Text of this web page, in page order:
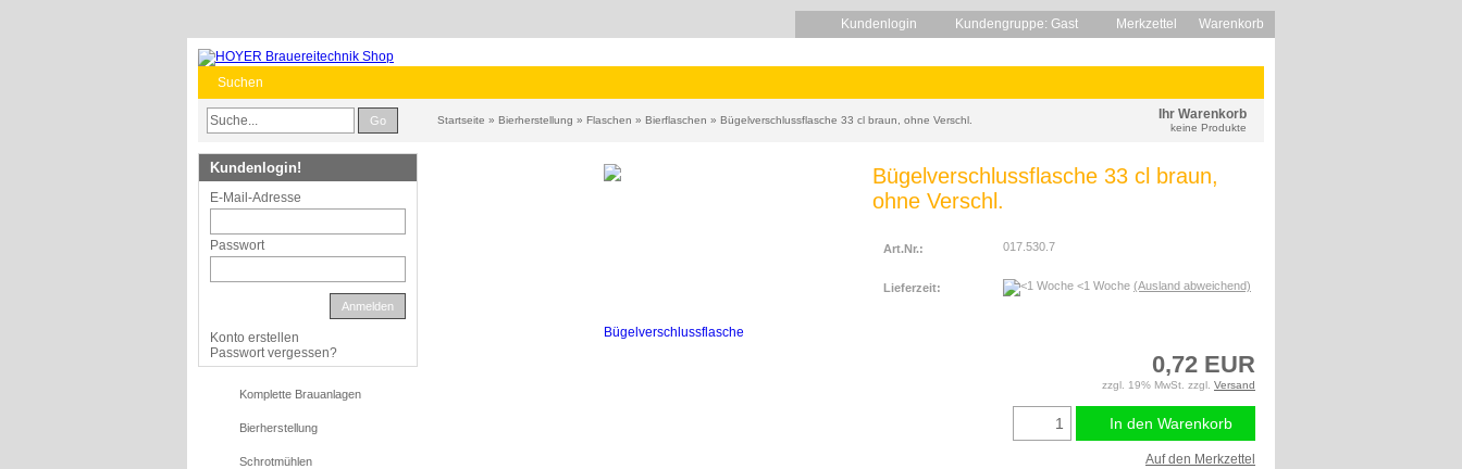
Kundenlogin Kundengruppe: Gast Merkzettel Warenkorb
Suchen
Go Startseite » Bierherstellung » Flaschen » Bierflaschen » Bügelverschlussflasche 33 cl braun, ohne Verschl. Ihr Warenkorb
keine Produkte
Bügelverschlussflasche 33 cl braun,
ohne Verschl.
Art.Nr.: 017.530.7
Lieferzeit: <1 Woche (Ausland abweichend)
0,72 EUR
zzgl. 19% MwSt. zzgl. Versand
In den Warenkorb
Auf den Merkzettel
Kundenlogin!
E-Mail-Adresse
Passwort
Anmelden
Konto erstellen
Passwort vergessen?
Komplette Brauanlagen
Bierherstellung
Schrotmühlen